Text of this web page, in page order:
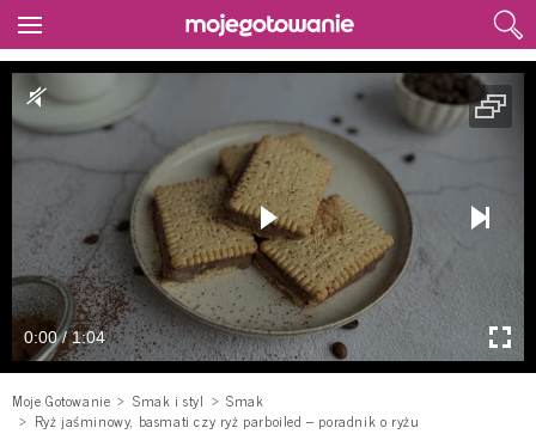
0:00 / 1:04
Moje Gotowanie Smak i styl
Smak
Ryż jaśminowy, basmati czy ryż parboiled – poradnik o ryżu